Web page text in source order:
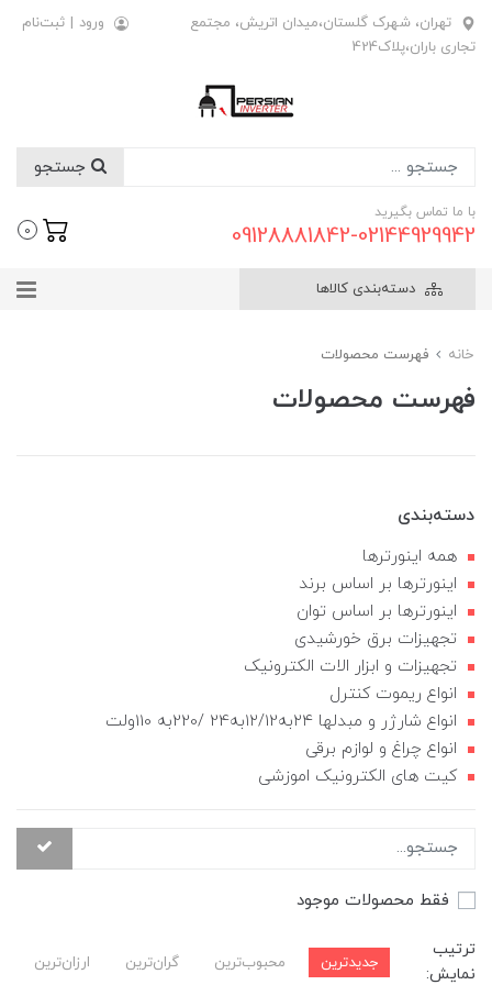
تهران، شهرک گلستان،میدان اتریش، مجتمع
تجاری باران،پلاک424
ورود | ثبت‌نام
با ما تماس بگیرید
09128881842-02144929942
0
دسته‌بندی کالاها
خانه فهرست محصولات
فهرست محصولات
دسته‌بندی
همه اینورترها
اینورترها بر اساس برند
اینورترها بر اساس توان
تجهیزات برق خورشیدی
تجهیزات و ابزار الات الکترونیک
انواع ریموت کنترل
انواع شارژر و مبدلها ۲۴به۱۲/12به24 /220به 110ولت
انواع چراغ و لوازم برقی
کیت های الکترونیک اموزشی
فقط محصولات موجود
ترتیب
نمایش:
جدیدترین محبوب‌ترین گران‌ترین ارزان‌ترین